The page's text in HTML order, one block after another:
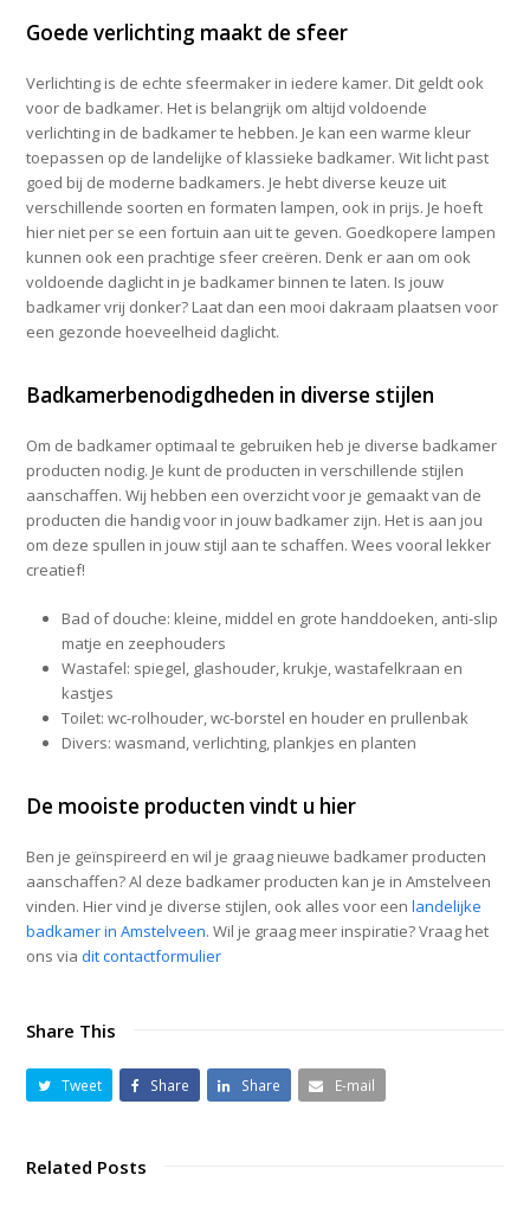
Goede verlichting maakt de sfeer
Verlichting is de echte sfeermaker in iedere kamer. Dit geldt ook
voor de badkamer. Het is belangrijk om altijd voldoende
verlichting in de badkamer te hebben. Je kan een warme kleur
toepassen op de landelijke of klassieke badkamer. Wit licht past
goed bij de moderne badkamers. Je hebt diverse keuze uit
verschillende soorten en formaten lampen, ook in prijs. Je hoeft
hier niet per se een fortuin aan uit te geven. Goedkopere lampen
kunnen ook een prachtige sfeer creëren. Denk er aan om ook
voldoende daglicht in je badkamer binnen te laten. Is jouw
badkamer vrij donker? Laat dan een mooi dakraam plaatsen voor
een gezonde hoeveelheid daglicht.
Badkamerbenodigdheden in diverse stijlen
Om de badkamer optimaal te gebruiken heb je diverse badkamer
producten nodig. Je kunt de producten in verschillende stijlen
aanschaffen. Wij hebben een overzicht voor je gemaakt van de
producten die handig voor in jouw badkamer zijn. Het is aan jou
om deze spullen in jouw stijl aan te schaffen. Wees vooral lekker
creatief!
Bad of douche: kleine, middel en grote handdoeken, anti-slip
matje en zeephouders
Wastafel: spiegel, glashouder, krukje, wastafelkraan en
kastjes
Toilet: wc-rolhouder, wc-borstel en houder en prullenbak
Divers: wasmand, verlichting, plankjes en planten
De mooiste producten vindt u hier
Ben je geïnspireerd en wil je graag nieuwe badkamer producten
aanschaffen? Al deze badkamer producten kan je in Amstelveen
vinden. Hier vind je diverse stijlen, ook alles voor eenlandelijke
badkamer in Amstelveen. Wil je graag meer inspiratie? Vraag het
ons viadit contactformulier
Share This
Tweet Share Share E-mail
Related Posts